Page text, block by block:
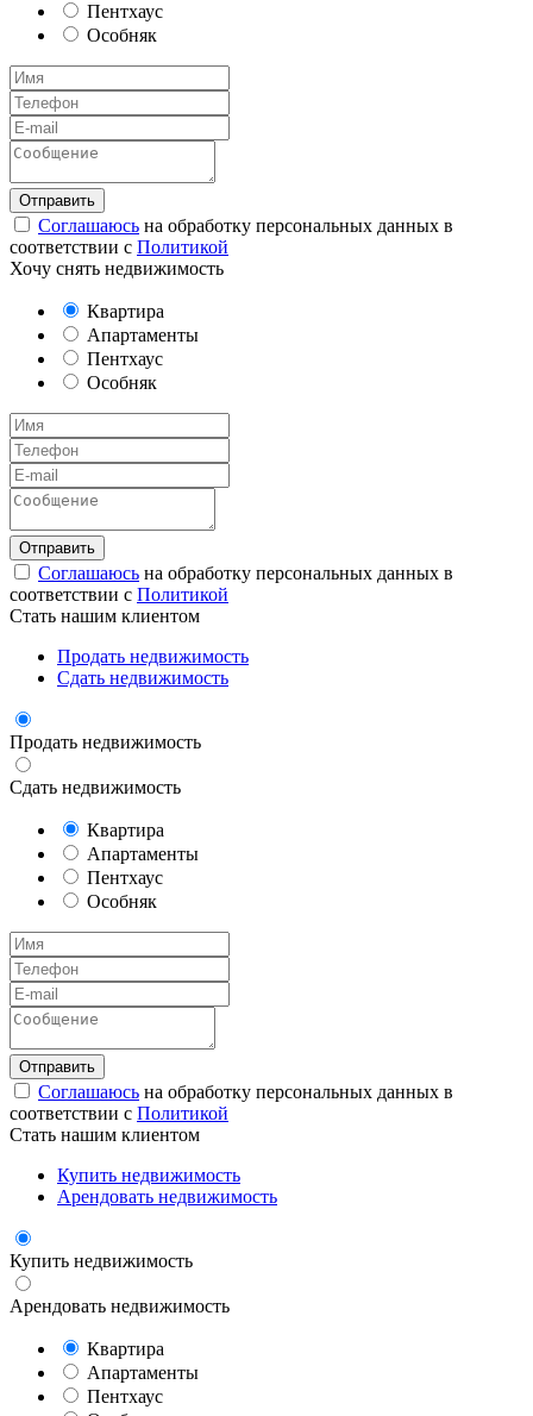
Пентхаус
Особняк
Соглашаюсь на обработку персональных данных в
соответствии с Политикой
Хочу снять недвижимость
Квартира
Апартаменты
Пентхаус
Особняк
Соглашаюсь на обработку персональных данных в
соответствии с Политикой
Стать нашим клиентом
Продать недвижимость
Сдать недвижимость
Продать недвижимость
Сдать недвижимость
Квартира
Апартаменты
Пентхаус
Особняк
Соглашаюсь на обработку персональных данных в
соответствии с Политикой
Стать нашим клиентом
Купить недвижимость
Арендовать недвижимость
Купить недвижимость
Арендовать недвижимость
Квартира
Апартаменты
Пентхаус